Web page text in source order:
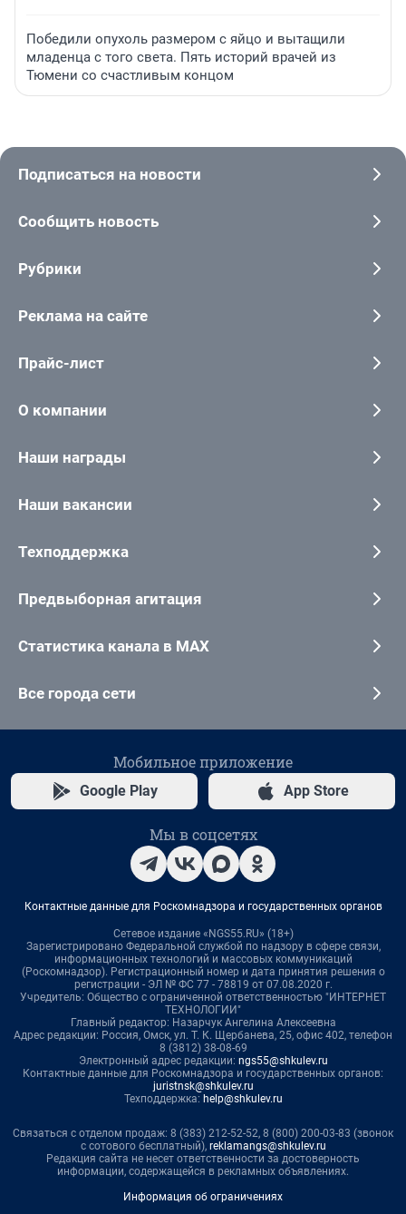
Победили опухоль размером с яйцо и вытащили
младенца с того света. Пять историй врачей из
Тюмени со счастливым концом
Подписаться на новости
Сообщить новость
Рубрики
Реклама на сайте
Прайс-лист
О компании
Наши награды
Наши вакансии
Техподдержка
Предвыборная агитация
Статистика канала в MAX
Все города сети
Мобильное приложение
Google Play App Store
Мы в соцсетях
Контактные данные для Роскомнадзора и государственных органов
Сетевое издание «NGS55.RU» (18+)
Зарегистрировано Федеральной службой по надзору в сфере связи,
информационных технологий и массовых коммуникаций
(Роскомнадзор). Регистрационный номер и дата принятия решения о
регистрации - ЭЛ № ФС 77 - 78819 от 07.08.2020 г.
Учредитель: Общество с ограниченной ответственностью "ИНТЕРНЕТ
ТЕХНОЛОГИИ"
Главный редактор: Назарчук Ангелина Алексеевна
Адрес редакции: Россия, Омск, ул. Т. К. Щербанева, 25, офис 402, телефон
8 (3812) 38-08-69
Электронный адрес редакции: ngs55@shkulev.ru
Контактные данные для Роскомнадзора и государственных органов:
juristnsk@shkulev.ru
Техподдержка: help@shkulev.ru
Связаться с отделом продаж: 8 (383) 212-52-52, 8 (800) 200-03-83 (звонок
с сотового бесплатный), reklamangs@shkulev.ru
Редакция сайта не несет ответственности за достоверность
информации, содержащейся в рекламных объявлениях.
Информация об ограничениях